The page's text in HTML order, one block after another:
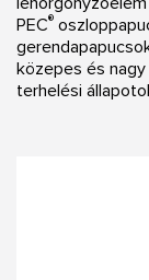
PEC®
közepes és
terhelési